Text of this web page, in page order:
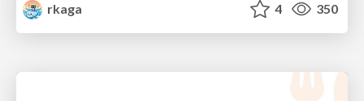
rkaga
4 350